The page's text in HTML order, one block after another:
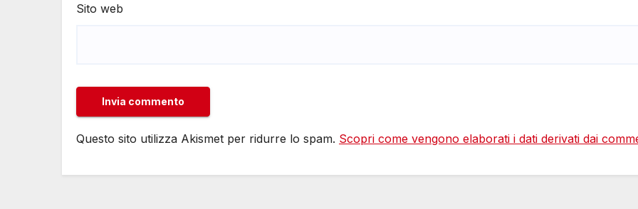
Sito web
Questo sito utilizza Akismet per ridurre lo spam. Scopri come vengono elaborati i dati derivati dai